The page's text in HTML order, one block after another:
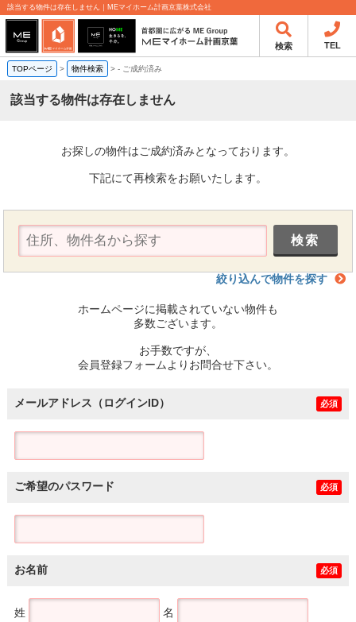
該当する物件は存在しません｜MEマイホーム計画京葉株式会社
検索 TEL
TOPページ > 物件検索 >- ご成約済み
該当する物件は存在しません
お探しの物件はご成約済みとなっております。
下記にて再検索をお願いたします。
絞り込んで物件を探す
ホームページに掲載されていない物件も
多数ございます。
お手数ですが、
会員登録フォームよりお問合せ下さい。
メールアドレス（ログインID） 必須
ご希望のパスワード 必須
お名前 必須
姓 名